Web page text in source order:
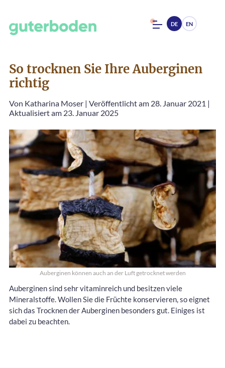
DE EN
So trocknen Sie Ihre Auberginen
richtig
Von Katharina Moser | Veröffentlicht am 28. Januar 2021 |
Aktualisiert am 23. Januar 2025
Auberginen können auch an der Luft getrocknet werden
Auberginen sind sehr vitaminreich und besitzen viele
Mineralstoffe. Wollen Sie die Früchte konservieren, so eignet
sich das Trocknen der Auberginen besonders gut. Einiges ist
dabei zu beachten.